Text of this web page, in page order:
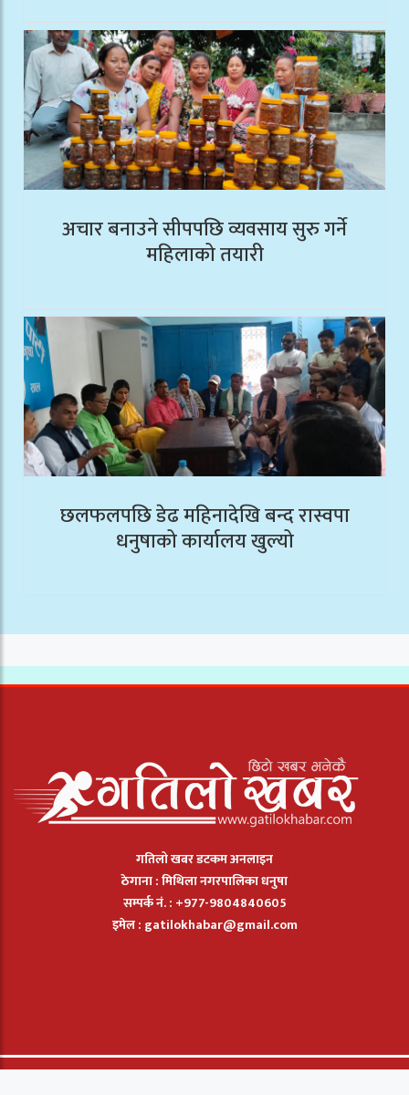
अचार बनाउने सीपपछि व्यवसाय सुरु गर्ने
महिलाको तयारी
छलफलपछि डेढ महिनादेखि बन्द रास्वपा
धनुषाको कार्यालय खुल्यो
गतिलो खबर डटकम अनलाइन
ठेगाना : मिथिला नगरपालिका धनुषा
सम्पर्क नं. : +977-9804840605
इमेल : gatilokhabar@gmail.com